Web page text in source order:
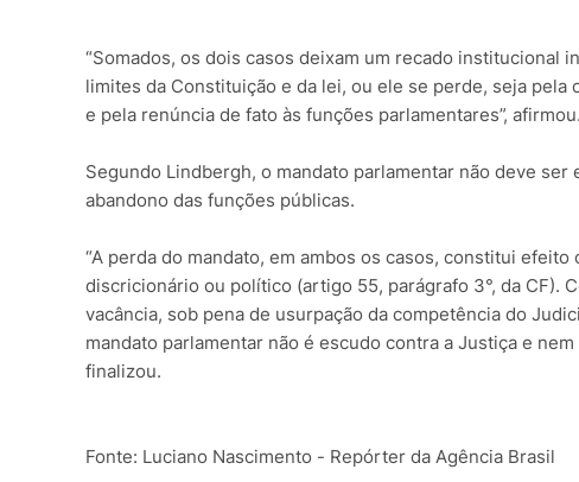
“Somados, os dois casos deixam um recado institucional
limites da Constituição e da lei, ou ele se perde, seja
e pela renúncia de fato às funções parlamentares”, afirmou.
Segundo Lindbergh, o mandato parlamentar não deve
abandono das funções públicas.
“A perda do mandato, em ambos os casos, constitui
discricionário ou político (artigo 55, parágrafo 3°, da CF).
vacância, sob pena de usurpação da competência do
mandato parlamentar não é escudo contra a Justiça e
finalizou.
Fonte: Luciano Nascimento - Repórter da Agência Brasil